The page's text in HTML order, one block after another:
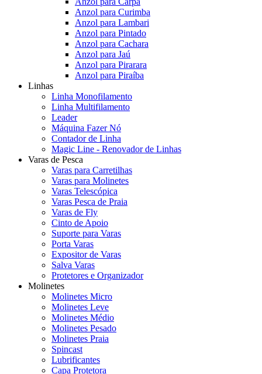
Anzol para Curimba
Anzol para Lambari
Anzol para Pintado
Anzol para Cachara
Anzol para Jaú
Anzol para Pirarara
Anzol para Piraíba
Linhas
Linha Monofilamento
Linha Multifilamento
Leader
Máquina Fazer Nó
Contador de Linha
Magic Line - Renovador de Linhas
Varas de Pesca
Varas para Carretilhas
Varas para Molinetes
Varas Telescópica
Varas Pesca de Praia
Varas de Fly
Cinto de Apoio
Suporte para Varas
Porta Varas
Expositor de Varas
Salva Varas
Protetores e Organizador
Molinetes
Molinetes Micro
Molinetes Leve
Molinetes Médio
Molinetes Pesado
Molinetes Praia
Spincast
Lubrificantes
Capa Protetora